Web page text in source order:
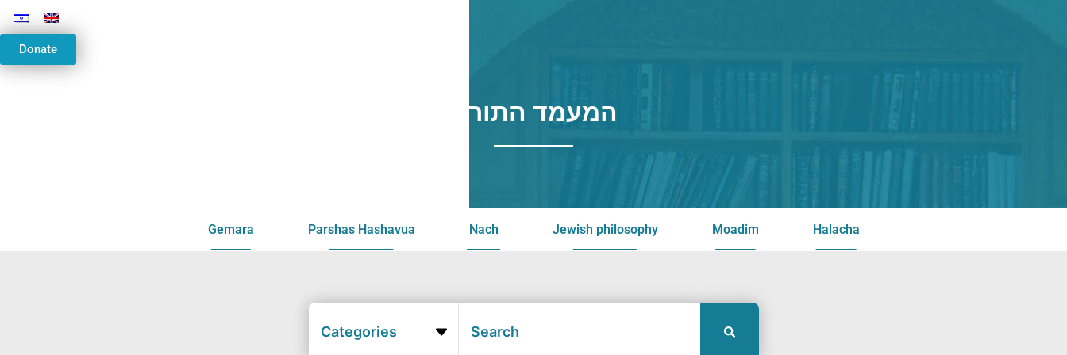
Donate
המעמד התורני
Gemara Parshas Hashavua Nach Jewish philosophy Moadim Halacha
Categories